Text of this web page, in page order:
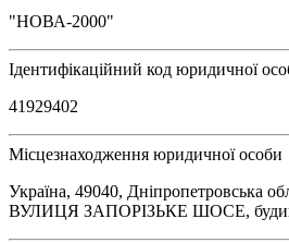
"НОВА-2000"
Ідентифікаційний код юридичної
41929402
Місцезнаходження юридичної особи
Україна, 49040, Дніпропетровська
ВУЛИЦЯ ЗАПОРІЗЬКЕ ШОСЕ,